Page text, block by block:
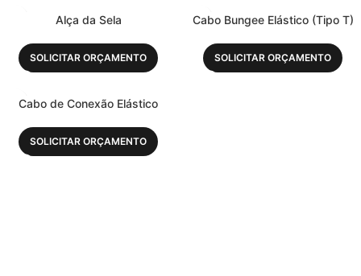
Alça da Sela
SOLICITAR ORÇAMENTO
Cabo Bungee Elástico (Tipo T)
SOLICITAR ORÇAMENTO
Cabo de Conexão Elástico
SOLICITAR ORÇAMENTO